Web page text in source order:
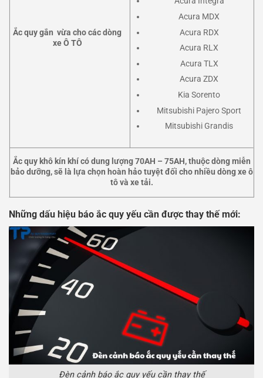
Ắc quy gắn vừa cho các dòng
xe Ô TÔ
Acura MDX
Acura RDX
Acura RLX
Acura TLX
Acura ZDX
Kia Sorento
Mitsubishi Pajero Sport
Mitsubishi Grandis
Ắc quy khô kín khí có dung lượng 70AH – 75AH, thuộc dòng miễn
bảo dưỡng, sẽ là lựa chọn hoàn hảo tuyệt đối cho nhiều dòng xe ô
tô và xe tải.
Những dấu hiệu báo ắc quy yếu cần được thay thế mới:
Đèn cảnh báo ắc quy yếu cần thay thế